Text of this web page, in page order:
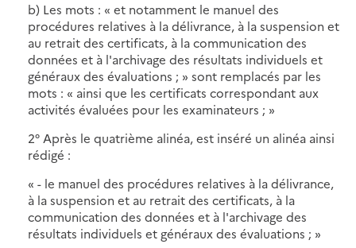
b) Les mots : « et notamment le manuel des
procédures relatives à la délivrance, à la suspension et
au retrait des certificats, à la communication des
données et à l'archivage des résultats individuels et
généraux des évaluations ; » sont remplacés par les
mots : « ainsi que les certificats correspondant aux
activités évaluées pour les examinateurs ; »
2° Après le quatrième alinéa, est inséré un alinéa ainsi
rédigé :
« - le manuel des procédures relatives à la délivrance,
à la suspension et au retrait des certificats, à la
communication des données et à l'archivage des
résultats individuels et généraux des évaluations ; »